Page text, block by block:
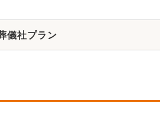
儀社プラン